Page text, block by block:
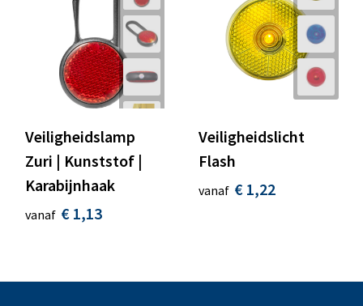
Veiligheidslamp
Zuri | Kunststof |
Karabijnhaak
vanaf € 1,13
Veiligheidslicht
Flash
vanaf € 1,22